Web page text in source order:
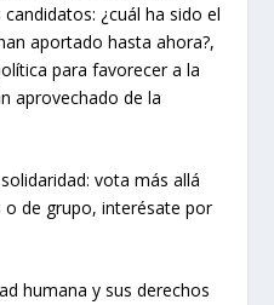
¿cuál ha sido el
aportado hasta ahora?,
para favorecer a la
aprovechado de la
vota más allá
o de grupo, interésate por
humana y sus derechos